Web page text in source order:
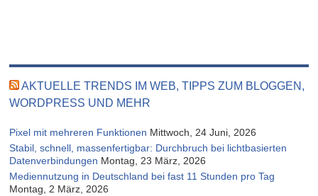
AKTUELLE TRENDS IM WEB, TIPPS ZUM BLOGGEN,
WORDPRESS UND MEHR
Pixel mit mehreren Funktionen Mittwoch, 24 Juni, 2026
Stabil, schnell, massenfertigbar: Durchbruch bei lichtbasierten
Datenverbindungen Montag, 23 März, 2026
Mediennutzung in Deutschland bei fast 11 Stunden pro Tag
Montag, 2 März, 2026